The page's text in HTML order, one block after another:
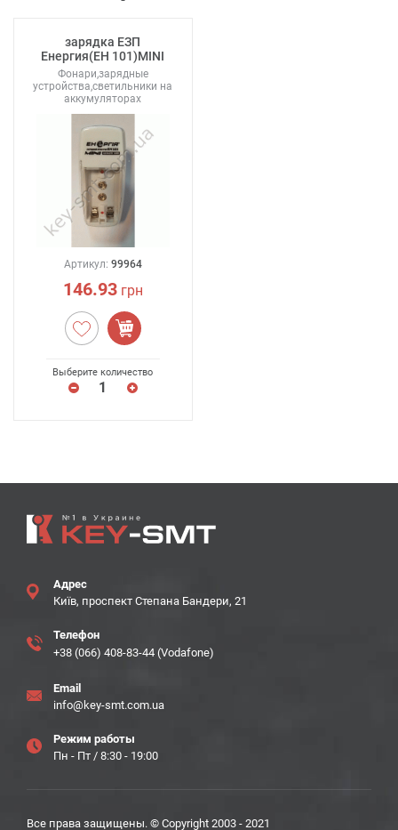
зарядка ЕЗП
Енергия(ЕН 101)MINI
Фонари,зарядные
устройства,светильники на
аккумуляторах
Артикул: 99964
146.93грн
Выберите количество
Адрес
Київ, проспект Степана Бандери, 21
Телефон
+38 (066) 408-83-44 (Vodafone)
Email
info@key-smt.com.ua
Режим работы
Пн - Пт / 8:30 - 19:00
Все права защищены. © Copyright 2003 - 2021